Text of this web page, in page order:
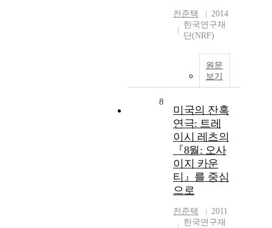
전준택
2014
한국연구재
단(NRF)
원문
보기
8
미국의 잔혹
연극: 트레
이시 레츠의
『8월: 오사
이지 카운
티』를 중심
으로
전준택
2011
한국연구재